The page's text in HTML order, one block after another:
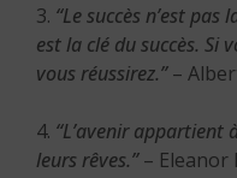
3. “Le succès n’est
est la clé du succès. Si
vous réussirez.”–
4. “L’avenir appartient
leurs rêves.”– Eleanor